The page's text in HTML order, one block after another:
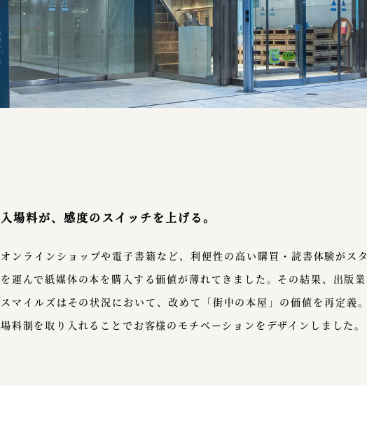
入場料が、感度のスイッチを上げる。
オンラインショップや電子書籍など、利便性の高い購買・読書体験がス
を運んで紙媒体の本を購入する価値が薄れてきました。その結果、出版
スマイルズはその状況において、改めて「街中の本屋」の価値を再定義
場料制を取り入れることでお客様のモチベーションをデザインしました。